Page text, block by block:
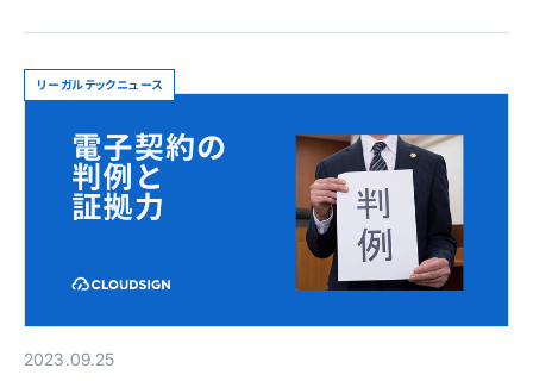
リーガルテックニュース
2023.09.25